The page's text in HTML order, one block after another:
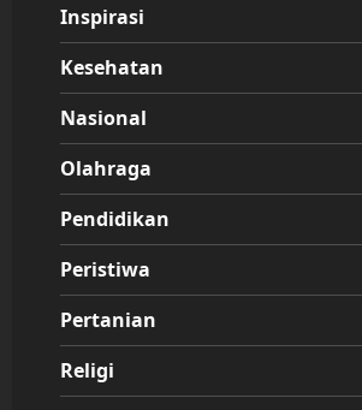
Inspirasi
Kesehatan
Nasional
Olahraga
Pendidikan
Peristiwa
Pertanian
Religi